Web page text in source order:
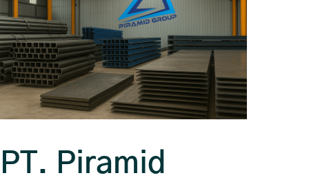
PT. Piramid